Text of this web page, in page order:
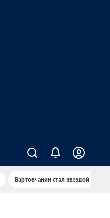
Вартовчанин стал звездой